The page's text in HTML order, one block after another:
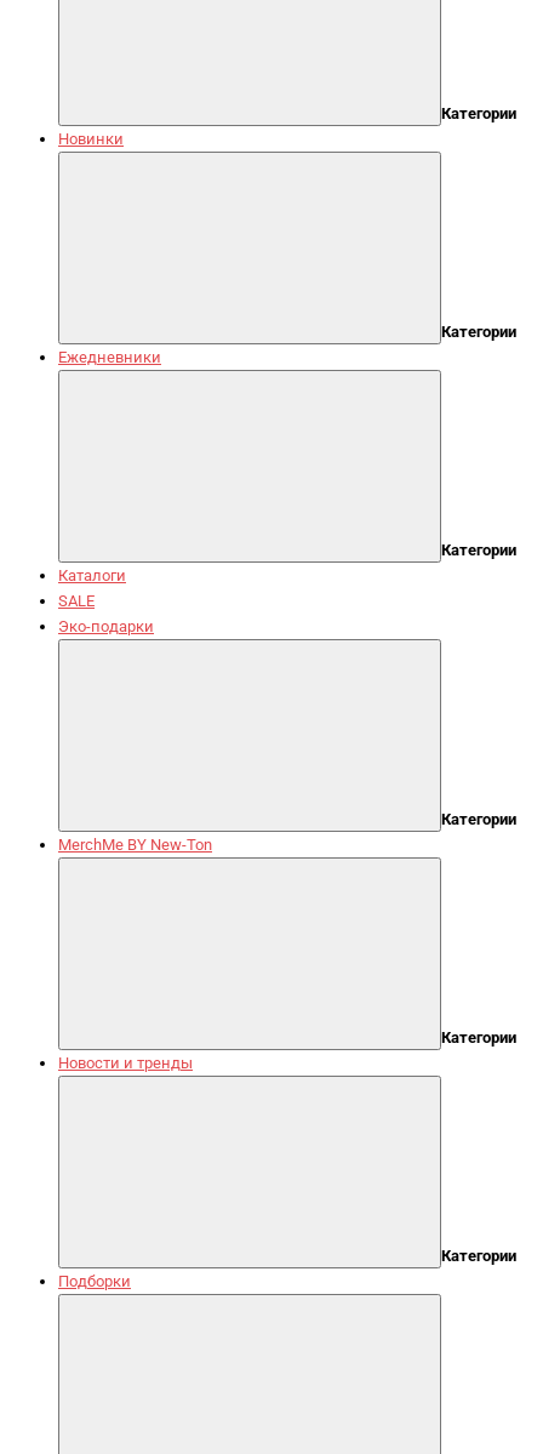
Категории
Новинки
Категории
Ежедневники
Категории
Каталоги
SALE
Эко-подарки
Категории
MerchMe BY New-Ton
Категории
Новости и тренды
Категории
Подборки